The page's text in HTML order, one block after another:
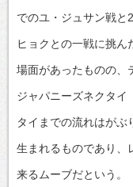
でのユ・ジュサン戦と
ヒョクとの一戦に挑ん
場面があったものの、
ジャパニーズネクタイ
タイまでの流れはがぶ
生まれるものであり、
来るムーブだという。